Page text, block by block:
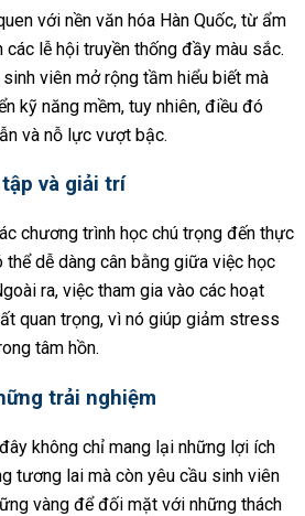
với nền văn hóa Hàn Quốc, từ ẩm
lễ hội truyền thống đầy màu sắc.
viên mở rộng tầm hiểu biết mà
kỹ năng mềm, tuy nhiên, điều đó
và nỗ lực vượt bậc.
và giải trí
chương trình học chú trọng đến thực
thể dễ dàng cân bằng giữa việc học
ra, việc tham gia vào các hoạt
quan trọng, vì nó giúp giảm stress
tâm hồn.
trải nghiệm
không chỉ mang lại những lợi ích
tương lai mà còn yêu cầu sinh viên
vàng để đối mặt với những thách